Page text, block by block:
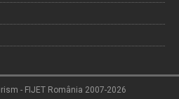
- FIJET România 2007-2026